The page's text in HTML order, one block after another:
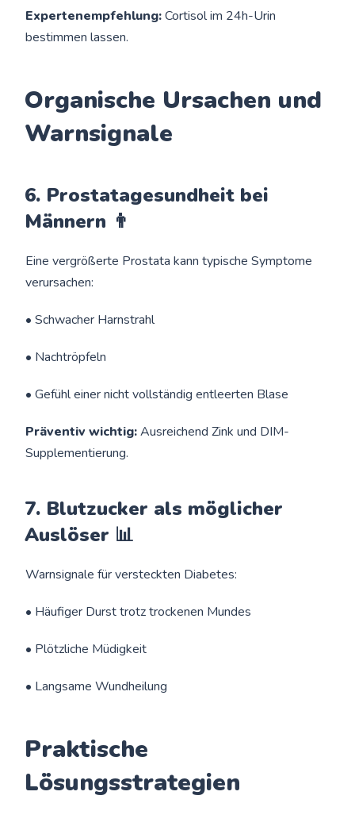
Expertenempfehlung:Cortisol im 24h-Urin
bestimmen lassen.
Organische Ursachen und
Warnsignale
6. Prostatagesundheit bei
Männern 👨
Eine vergrößerte Prostata kann typische Symptome
verursachen:
• Schwacher Harnstrahl
• Nachtröpfeln
• Gefühl einer nicht vollständig entleerten Blase
Präventiv wichtig:Ausreichend Zink und DIM-
Supplementierung.
7. Blutzucker als möglicher
Auslöser 📊
Warnsignale für versteckten Diabetes:
• Häufiger Durst trotz trockenen Mundes
• Plötzliche Müdigkeit
• Langsame Wundheilung
Praktische
Lösungsstrategien